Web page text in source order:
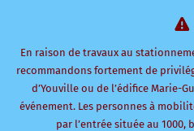
En raison de travaux au
recommandons fortement de
d’Youville ou de l’édifice Marie-
événement. Les personnes à
par l’entrée située au 1000,